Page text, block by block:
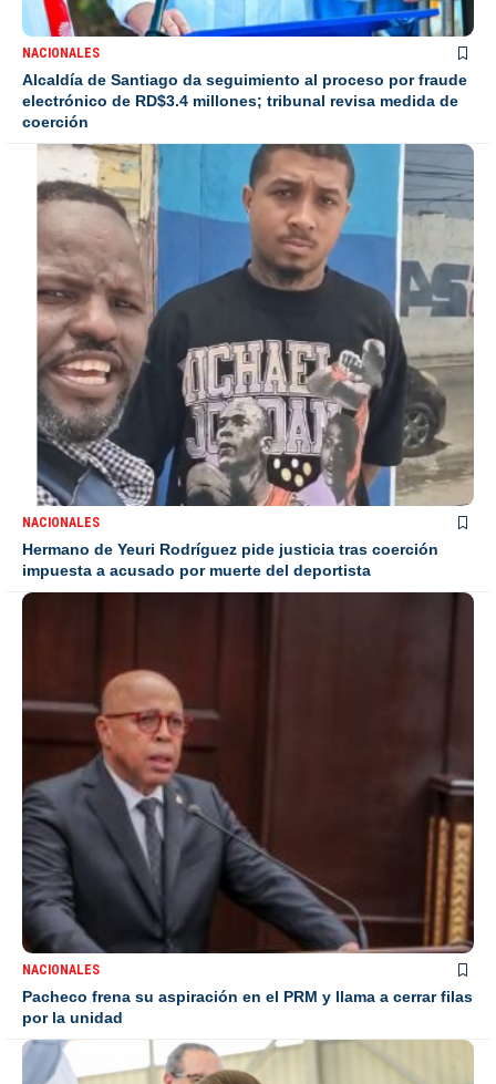
NACIONALES
Alcaldía de Santiago da seguimiento al proceso por fraude
electrónico de RD$3.4 millones; tribunal revisa medida de
coerción
NACIONALES
Hermano de Yeuri Rodríguez pide justicia tras coerción
impuesta a acusado por muerte del deportista
NACIONALES
Pacheco frena su aspiración en el PRM y llama a cerrar filas
por la unidad